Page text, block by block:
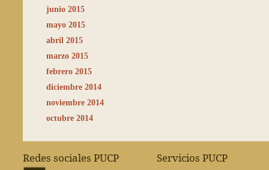
junio 2015
mayo 2015
abril 2015
marzo 2015
febrero 2015
diciembre 2014
noviembre 2014
octubre 2014
Redes sociales PUCP Servicios PUCP